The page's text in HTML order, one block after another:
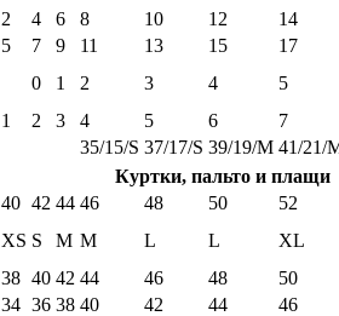
2 4 6 8 10 12
14
5 7 9 11 13 15
17
0 1 2 3 4
5
1 2 3 4 5 6
7
35/15/S 37/17/S 39/19/M 41/21/
Куртки, пальто и плащи
40 42 44 46 48 50
52
XS S M M L L
XL
38 40 42 44 46 48
50
34 36 38 40 42 44
46